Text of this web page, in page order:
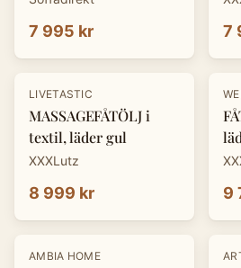
7 995 kr 7
LIVETASTIC
MASSAGEFÅTÖLJ i
textil, läder gul
XXXLutz
8 999 kr
-25
9
-25 %
AMBIA HOME